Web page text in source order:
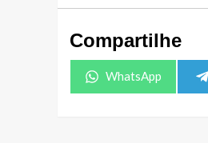
Compartilhe
Share
WhatsApp